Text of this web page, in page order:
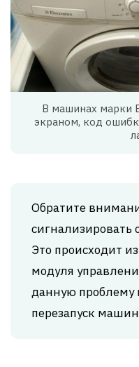
В машинах марки
экраном, код
Обратите
сигнализировать
Это происходит
модуля
данную проблему
перезапуск